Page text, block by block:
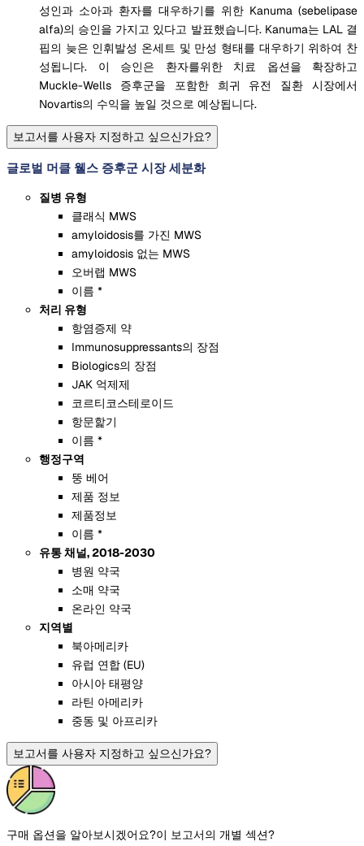
성인과 소아과 환자를 대우하기를 위한 Kanuma (sebelipase
alfa)의 승인을 가지고 있다고 발표했습니다. Kanuma는 LAL 결
핍의 늦은 인휘발성 온세트 및 만성 형태를 대우하기 위하여 찬
성됩니다. 이 승인은 환자를위한 치료 옵션을 확장하고
Muckle-Wells 증후군을 포함한 희귀 유전 질환 시장에서
Novartis의 수익을 높일 것으로 예상됩니다.
보고서를 사용자 지정하고 싶으신가요?
글로벌 머클 웰스 증후군 시장 세분화
질병 유형
클래식 MWS
amyloidosis를 가진 MWS
amyloidosis 없는 MWS
오버랩 MWS
이름 *
처리 유형
항염증제 약
Immunosuppressants의 장점
Biologics의 장점
JAK 억제제
코르티코스테로이드
항문핥기
이름 *
행정구역
뚱 베어
제품 정보
제품정보
이름 *
유통 채널, 2018-2030
병원 약국
소매 약국
온라인 약국
지역별
북아메리카
유럽 연합 (EU)
아시아 태평양
라틴 아메리카
중동 및 아프리카
보고서를 사용자 지정하고 싶으신가요?
구매 옵션을 알아보시겠어요?이 보고서의 개별 섹션?